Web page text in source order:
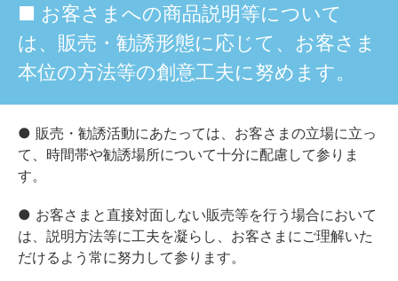
■ お客さまへの商品説明等について
は、販売・勧誘形態に応じて、お客さま
本位の方法等の創意工夫に努めます。
● 販売・勧誘活動にあたっては、お客さまの立場に立っ
て、時間帯や勧誘場所について十分に配慮して参りま
す。
● お客さまと直接対面しない販売等を行う場合において
は、説明方法等に工夫を凝らし、お客さまにご理解いた
だけるよう常に努力して参ります。